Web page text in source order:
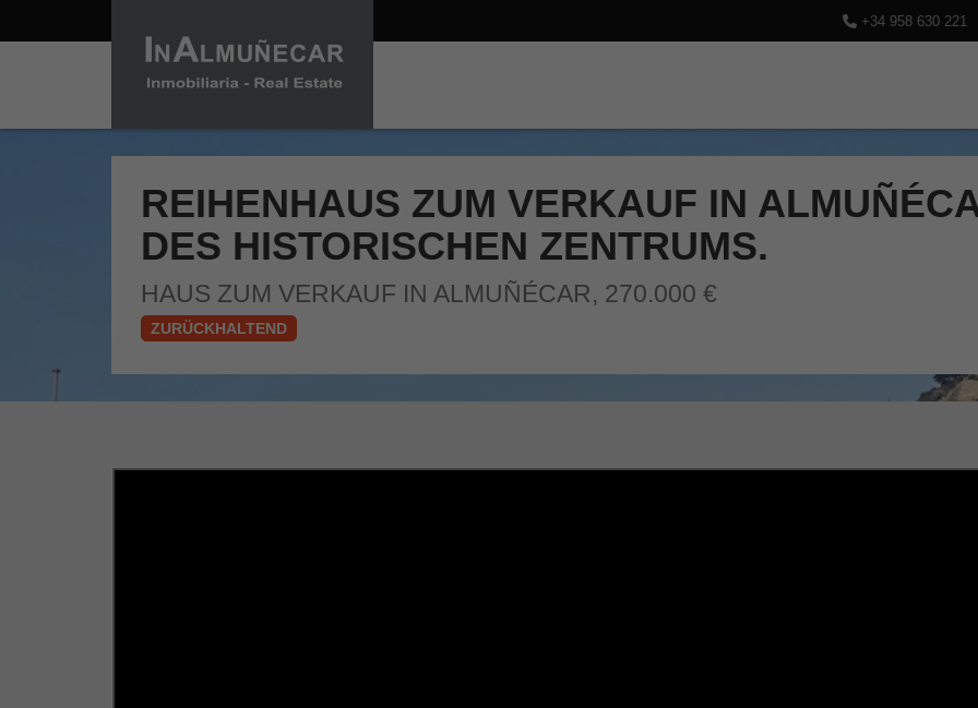
+34 958 630 221
REIHENHAUS ZUM VERKAUF IN
DES HISTORISCHEN ZENTRUMS.
HAUS ZUM VERKAUF IN ALMUÑÉCAR, 270.000 €
ZURÜCKHALTEND